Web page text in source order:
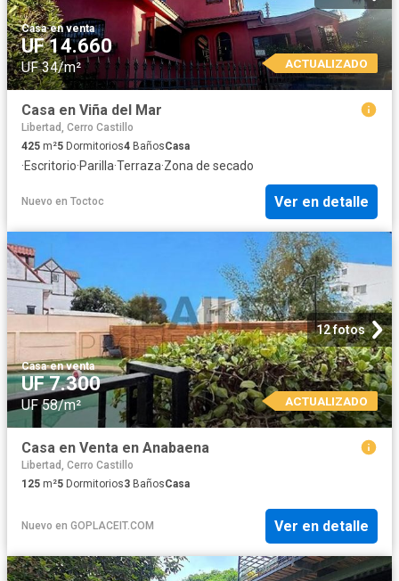
Casa·en venta
UF 14.660
UF 34/m² ACTUALIZADO
Casa en Viña del Mar
Libertad, Cerro Castillo
425 m²5 Dormitorios4 BañosCasa
·Escritorio·Parilla·Terraza·Zona de secado
Nuevo en Toctoc Ver en detalle
12 fotos
Casa·en venta
UF 7.300
UF 58/m² ACTUALIZADO
Casa en Venta en Anabaena
Libertad, Cerro Castillo
125 m²5 Dormitorios3 BañosCasa
Nuevo en GOPLACEIT.COM Ver en detalle